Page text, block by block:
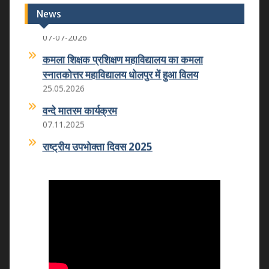
News
लिपिक ग्रेड-2/कनिष्ठ सहायक संयुक्त सीधी भर्ती परीक्षा
2026 का आयोजन किया गया
07-07-2026
कमला शिक्षक प्रशिक्षण महाविद्यालय का कमला
स्नातकोत्तर महाविद्यालय धोलपुर में हुआ विलय
25.05.2026
वन्दे मातरम कार्यक्रम
07.11.2025
राष्ट्रीय उपभोक्ता दिवस 2025
राष्ट्रीय युवा दिवस 2026
25-02-2026